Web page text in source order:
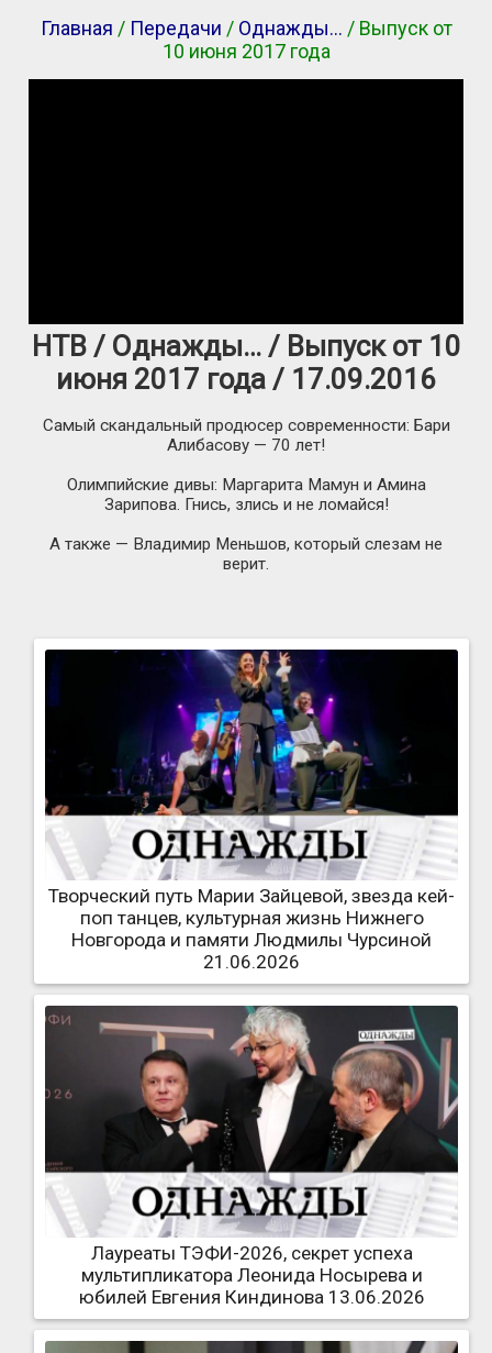
Главная / Передачи / Однажды… / Выпуск от
10 июня 2017 года
НТВ / Однажды… / Выпуск от 10
июня 2017 года / 17.09.2016
Самый скандальный продюсер современности: Бари
Алибасову — 70 лет!
Олимпийские дивы: Маргарита Мамун и Амина
Зарипова. Гнись, злись и не ломайся!
А также — Владимир Меньшов, который слезам не
верит.
Творческий путь Марии Зайцевой, звезда кей-
поп танцев, культурная жизнь Нижнего
Новгорода и памяти Людмилы Чурсиной
21.06.2026
Лауреаты ТЭФИ-2026, секрет успеха
мультипликатора Леонида Носырева и
юбилей Евгения Киндинова 13.06.2026